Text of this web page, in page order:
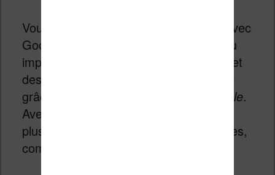
Vous pouvez synchroniser vos notes avec
Google Drive, OneDrive et Dropbox, ou
importer directement des articles web et
des documents Word sur votre tablette
grâce à l’extension
Read on Remarkable.
Avec un abonnement Connect, encore
plus d’outils numériques sont disponibles,
comme Send to Slack et Miro.